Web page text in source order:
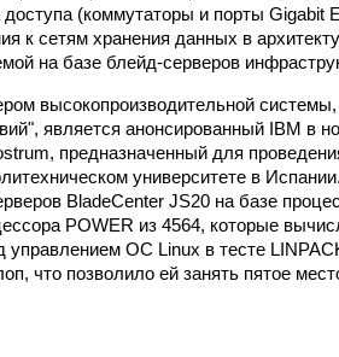
(коммутаторы и порты Gigabit
к сетям хранения данных в
на базе блейд-серверов
высокопроизводительной
является анонсированный IBM в
предназначенный для
университете в
BladeCenter JS20 на базе
POWER из 4564, которые
управлением ОС Linux в тесте
что позволило ей занять пятое